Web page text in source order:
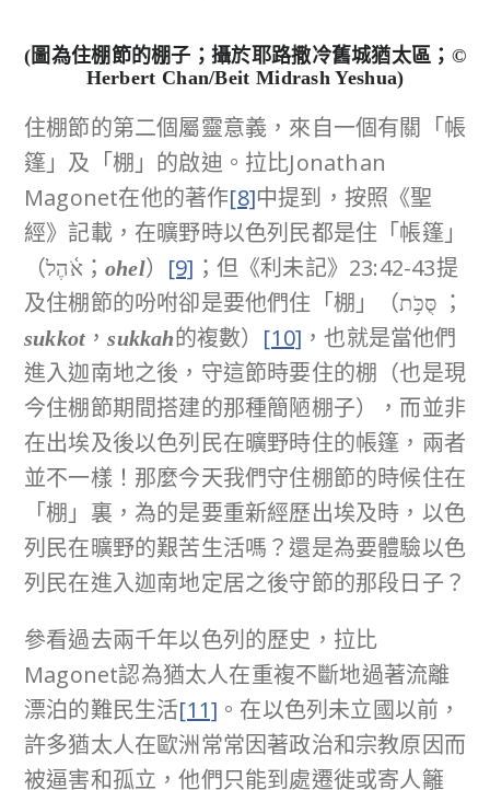
(圖為住棚節的棚子；攝於耶路撒冷舊城猶太區；©
Herbert Chan/Beit Midrash Yeshua)
住棚節的第二個屬靈意義，來自一個有關「帳
篷」及「棚」的啟迪。拉比Jonathan
Magonet在他的著作[8]中提到，按照《聖
經》記載，在曠野時以色列民都是住「帳篷」
（אֹ֫הֶל；ohel） [9] ；但《利未記》23:42-43提
及住棚節的吩咐卻是要他們住「棚」（סֻּכֹּ֥ת ；
sukkot ，sukkah的複數） [10] ，也就是當他們
進入迦南地之後，守這節時要住的棚（也是現
今住棚節期間搭建的那種簡陋棚子），而並非
在出埃及後以色列民在曠野時住的帳篷，兩者
並不一樣！那麼今天我們守住棚節的時候住在
「棚」裏，為的是要重新經歷出埃及時，以色
列民在曠野的艱苦生活嗎？還是為要體驗以色
列民在進入迦南地定居之後守節的那段日子？
參看過去兩千年以色列的歷史，拉比
Magonet認為猶太人在重複不斷地過著流離
漂泊的難民生活[11] 。在以色列未立國以前，
許多猶太人在歐洲常常因著政治和宗教原因而
被逼害和孤立，他們只能到處遷徙或寄人籬